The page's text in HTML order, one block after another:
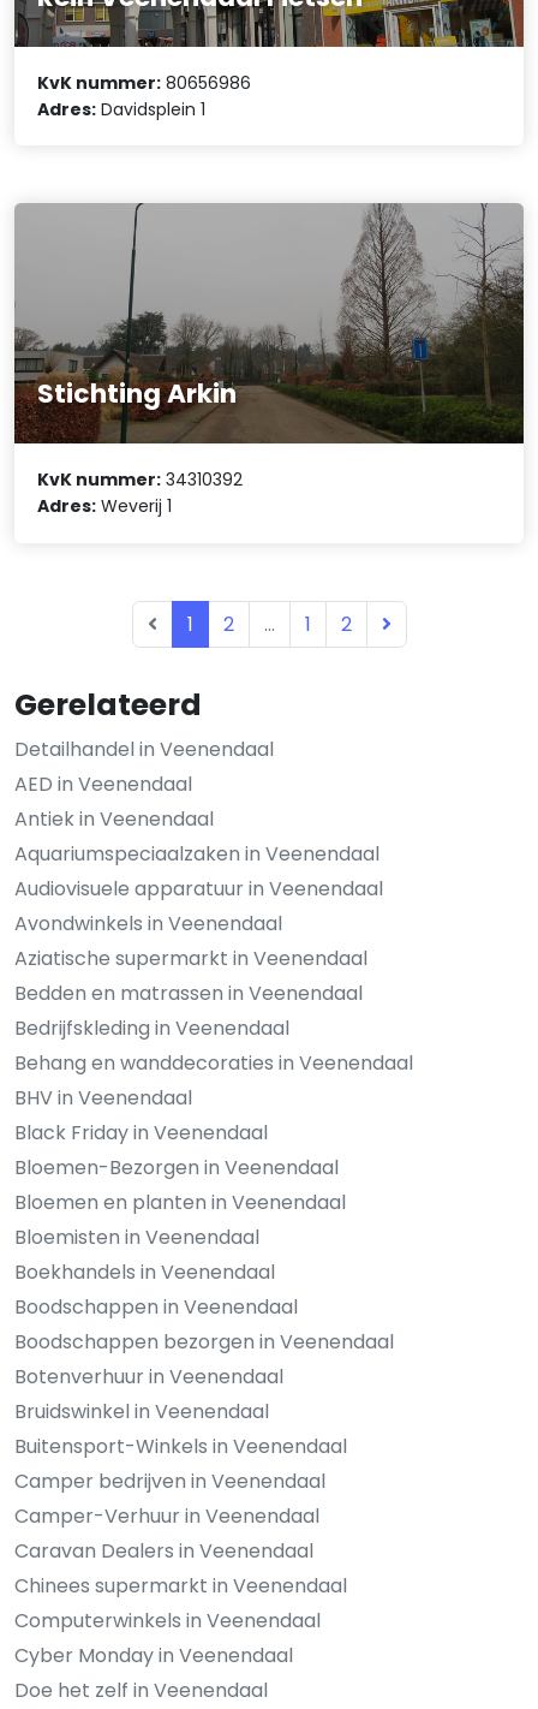
Gerelateerd
Detailhandel in Veenendaal
AED in Veenendaal
Antiek in Veenendaal
Aquariumspeciaalzaken in Veenendaal
Audiovisuele apparatuur in Veenendaal
Avondwinkels in Veenendaal
Aziatische supermarkt in Veenendaal
Bedden en matrassen in Veenendaal
Bedrijfskleding in Veenendaal
Behang en wanddecoraties in Veenendaal
BHV in Veenendaal
Black Friday in Veenendaal
Bloemen-Bezorgen in Veenendaal
Bloemen en planten in Veenendaal
Bloemisten in Veenendaal
Boekhandels in Veenendaal
Boodschappen in Veenendaal
Boodschappen bezorgen in Veenendaal
Botenverhuur in Veenendaal
Bruidswinkel in Veenendaal
Buitensport-Winkels in Veenendaal
Camper bedrijven in Veenendaal
Camper-Verhuur in Veenendaal
Caravan Dealers in Veenendaal
Chinees supermarkt in Veenendaal
Computerwinkels in Veenendaal
Cyber Monday in Veenendaal
Doe het zelf in Veenendaal
KvK nummer: 80656986
Adres: Davidsplein 1
Stichting Arkin
KvK nummer: 34310392
Adres: Weverij 1
1 2 ... 1 2